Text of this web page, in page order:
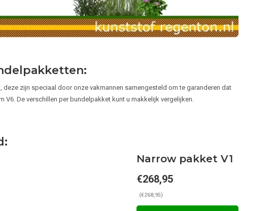
zijn speciaal door onze vakmannen samengesteld om te garanderen dat
V6. De verschillen per bundelpakket kunt u makkelijk vergelijken.
Narrow pakket V1
€268,95
(€268,95)